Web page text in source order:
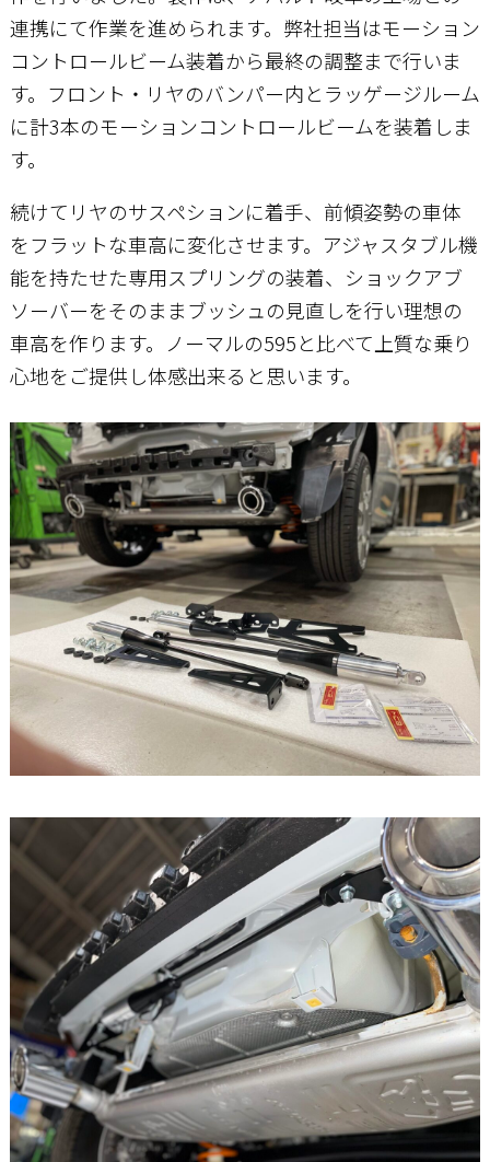
連携にて作業を進められます。弊社担当はモーション
コントロールビーム装着から最終の調整まで行いま
す。フロント・リヤのバンパー内とラッゲージルーム
に計3本のモーションコントロールビームを装着しま
す。
続けてリヤのサスペションに着手、前傾姿勢の車体
をフラットな車高に変化させます。アジャスタブル機
能を持たせた専用スプリングの装着、ショックアブ
ソーバーをそのままブッシュの見直しを行い理想の
車高を作ります。ノーマルの595と比べて上質な乗り
心地をご提供し体感出来ると思います。